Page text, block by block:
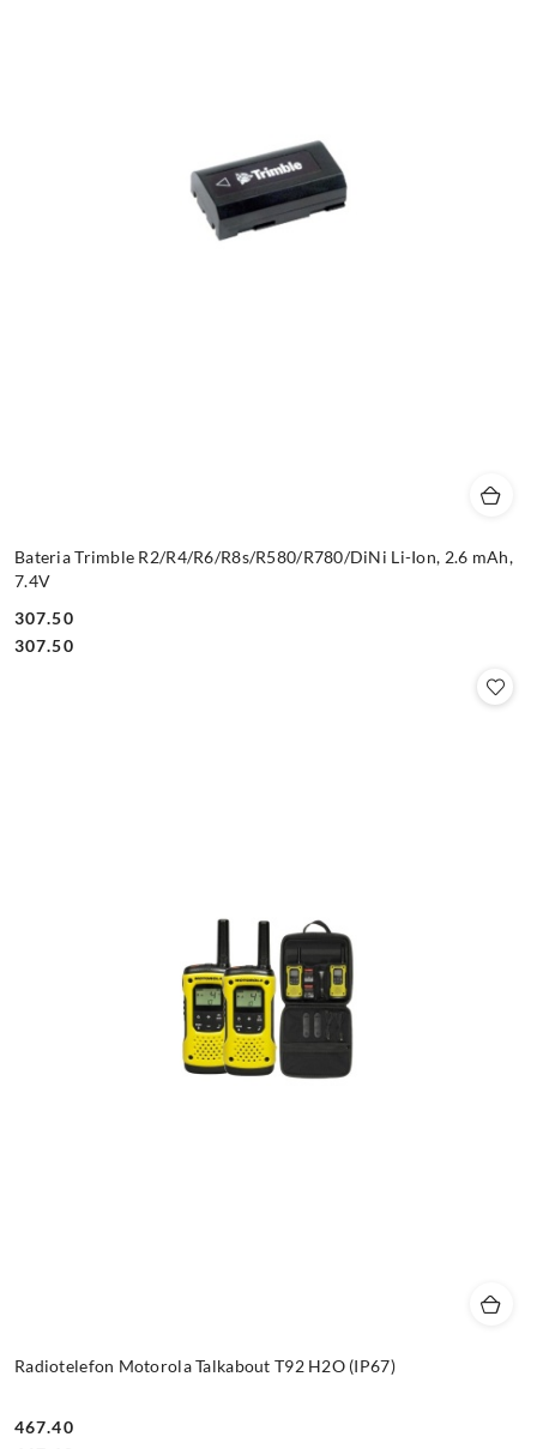
Bateria Trimble R2/R4/R6/R8s/R580/R780/DiNi Li-Ion, 2.6 mAh,
7.4V
Cena:
307.50
Cena:
307.50
Radiotelefon Motorola Talkabout T92 H2O (IP67)
467.40